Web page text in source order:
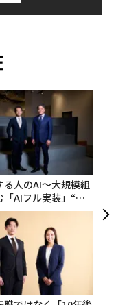
る人のAI〜大規模組
「AIフル実装」“使
ら“動く”企業へ【N
ビジネス×PwC】